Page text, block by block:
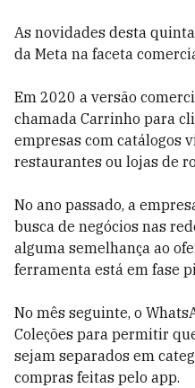
As novidades desta
da Meta na faceta
Em 2020 a versão
chamada Carrinho para
empresas com catálogos
restaurantes ou lojas de
No ano passado, a
busca de negócios nas
alguma semelhança ao
ferramenta está em fase
No mês seguinte, o
Coleções para permitir
sejam separados em
compras feitas pelo app.